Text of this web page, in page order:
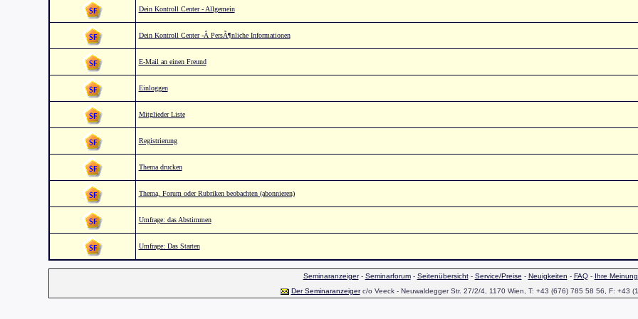
Dein Kontroll Center - Allgemein
Dein Kontroll Center -Â PersÃ¶nliche Informationen
E-Mail an einen Freund
Einloggen
Mitglieder Liste
Registrierung
Thema drucken
Thema, Forum oder Rubriken beobachten (abonnieren)
Umfrage: das Abstimmen
Umfrage: Das Starten
Seminaranzeiger- Seminarforum- Seitenübersicht- Service/Preise - Neuigkeiten - FAQ- Ihre Meinung
Der Seminaranzeigerc/o Veeck - Neuwaldegger Str. 27/2/4, 1170 Wien, T: +43 (676) 785 58 56, F: +43